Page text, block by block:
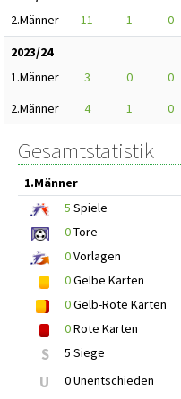
2.Männer
11 1 0
2023/24
1.Männer
3 0 0
2.Männer
4 1 0
Gesamtstatistik
1.Männer
5 Spiele
0Tore
0Vorlagen
0Gelbe Karten
0Gelb-Rote Karten
0Rote Karten
S 5 Siege
U 0 Unentschieden